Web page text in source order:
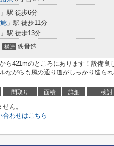
」駅 徒歩6分
」駅 徒歩11分
」駅 徒歩13分
構造 鉄骨造
ら421mのところにあります！設備良
ながらも風の通り道がしっかり造ら
間取り 面積 詳細 検討
ん。
合わせはこちら